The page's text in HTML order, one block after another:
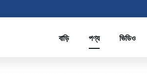
বাড়ি পণ্য ভিডিও